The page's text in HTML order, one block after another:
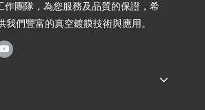
團隊，為您服務及品質的保證，希
我們豐富的真空鍍膜技術與應用。